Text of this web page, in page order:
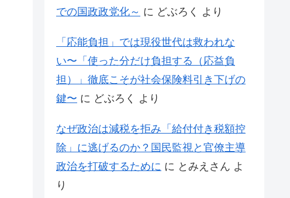
での国政政党化～ に どぶろく より
「応能負担」では現役世代は救われな
い〜「使った分だけ負担する（応益負
担）」徹底こそが社会保険料引き下げの
鍵〜 に どぶろく より
なぜ政治は減税を拒み「給付付き税額控
除」に逃げるのか？国民監視と官僚主導
政治を打破するために に とみえさん よ
り